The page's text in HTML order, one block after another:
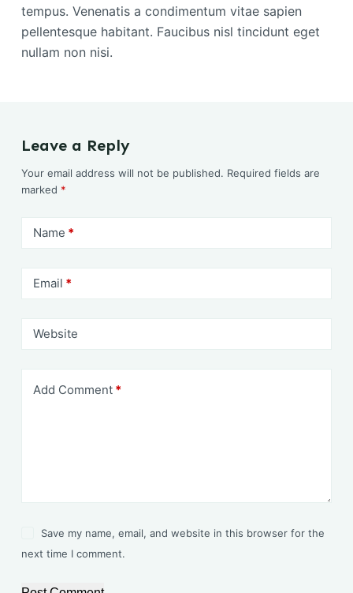
tempus. Venenatis a condimentum vitae sapien
pellentesque habitant. Faucibus nisl tincidunt eget
nullam non nisi.
Leave a Reply
Your email address will not be published. Required fields are
marked *
Name *
Email *
Website
Add Comment*
Save my name, email, and website in this browser for the
next time I comment.